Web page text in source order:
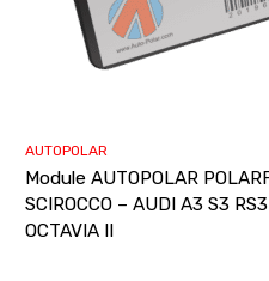
AUTOPOLAR
Module AUTOPOLAR
SCIROCCO – AUDI A3 S3
OCTAVIA II